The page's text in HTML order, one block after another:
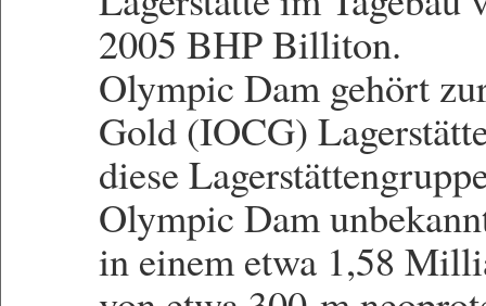
2005 BHP Billiton.
Olympic Dam gehört
Gold (IOCG)
diese
Olympic Dam
in einem etwa 1,58